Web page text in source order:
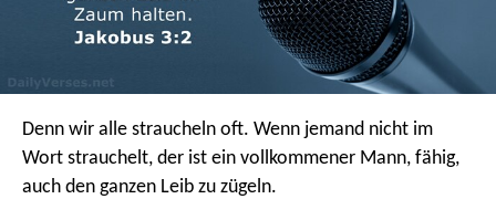
Denn wir alle straucheln oft. Wenn jemand nicht im
Wort strauchelt, der ist ein vollkommener Mann, fähig,
auch den ganzen Leib zu zügeln.